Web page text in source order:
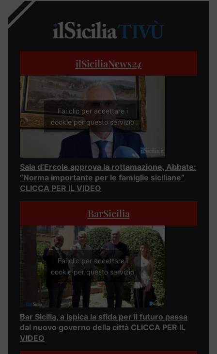
ilSiciliaNews24
Fai clic per accettare i
cookie per questo servizio
Sala d’Ercole approva la rottamazione, Abbate:
“Norma importante per le famiglie siciliane”
CLICCA PER IL VIDEO
BarSicilia
Fai clic per accettare i
cookie per questo servizio
Bar Sicilia, a Ispica la sfida per il futuro passa
dal nuovo governo della città CLICCA PER IL
VIDEO